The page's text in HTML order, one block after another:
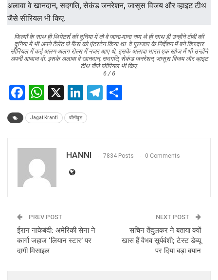
फिल्मों के साथ ही थियेटर्स की दुनिया में तो वे जाना-माना नाम थे ही साथ ही उन्होंने टीवी की
दुनिया में भी अपने टैलेंट से फैंस को एंटरटेन किया था. वे गुलजार के निर्देशन में बने किरदार
सीरियल में कई अलग-अलग रोल्स में नजर आए थे. इसके अलावा भारत एक खोज में भी उन्होंने
अपनी आवाज दी. इसके अलावा वे खानदान, सदगति, सेकंड जनरेशन, जासूस विजय और व्हाइट
टीथ जैसे सीरियल भी किए.
6 / 6
Facebook
WhatsApp
X LinkedIn
Telegram
Jagat Kranti बॉलीवुड
HANNI 7834 Posts 0 Comments
PREV POST
ईरान नाकेबंदी: अमेरिकी सेना ने
कार्गो जहाज ‘लियान स्टार’ पर
दागी मिसाइल
NEXT POST
सचिन तेंदुलकर ने बताया क्यों
खास हैं वैभव सूर्यवंशी; टेस्ट डेब्यू
पर दिया बड़ा बयान